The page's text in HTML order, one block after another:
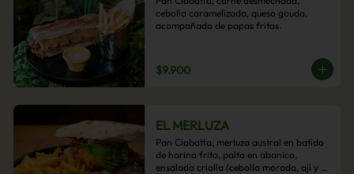
cebolla caramelizada, queso gouda,
acompañado de papas fritas.
$9.900
EL MERLUZA
Pan Ciabatta, merluza austral en batido
de harina frito, palta en abanico,
ensalada criolla (cebolla morada, ají y